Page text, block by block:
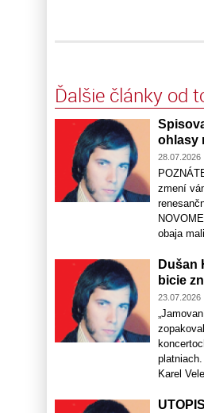
Ďalšie články od
ohlasy
28.07.2026
zmení
obaja
Dušan
bicie
23.07.2026
Karel